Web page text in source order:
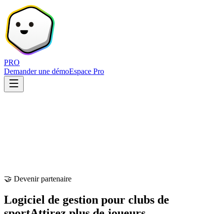
PRO
Demander une démoEspace Pro
🤝 Devenir partenaire
Logiciel de gestion pour clubs de